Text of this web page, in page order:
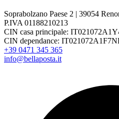
Soprabolzano Paese 2 | 39054
P.IVA 01188210213
CIN casa principale:
CIN dependance:
+39 0471 345 365
info@bellaposta.it